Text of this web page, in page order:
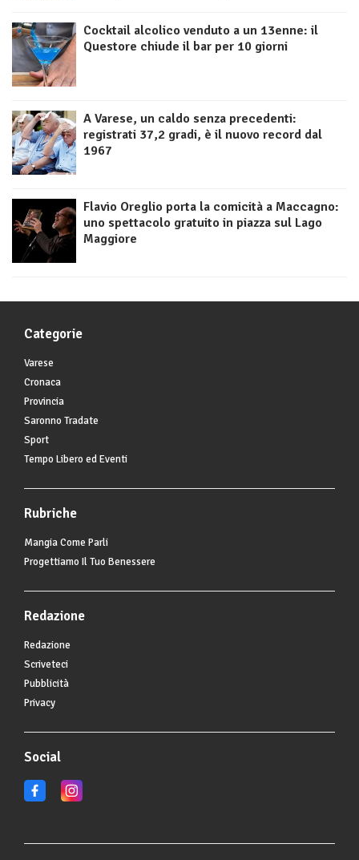
Cocktail alcolico venduto a un 13enne: il
Questore chiude il bar per 10 giorni
A Varese, un caldo senza precedenti:
registrati 37,2 gradi, è il nuovo record dal
1967
Flavio Oreglio porta la comicità a Maccagno:
uno spettacolo gratuito in piazza sul Lago
Maggiore
Categorie
Varese
Cronaca
Provincia
Saronno Tradate
Sport
Tempo Libero ed Eventi
Rubriche
Mangia Come Parli
Progettiamo Il Tuo Benessere
Redazione
Redazione
Scriveteci
Pubblicità
Privacy
Social